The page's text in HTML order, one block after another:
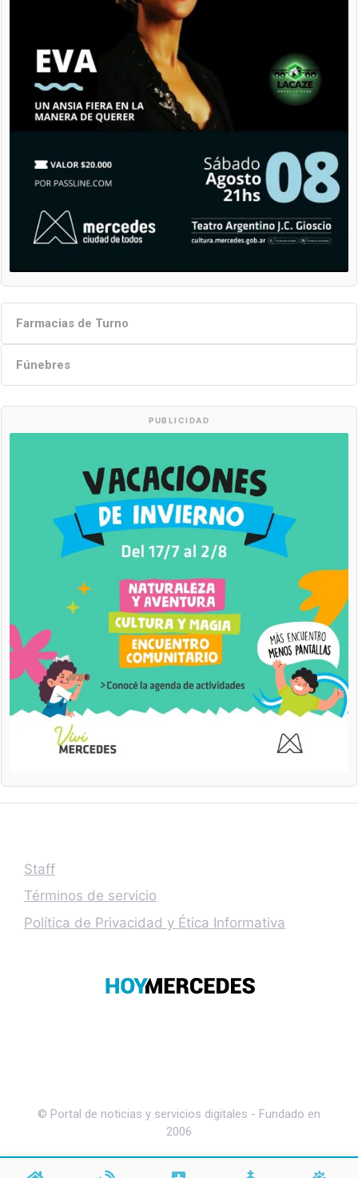
Farmacias de Turno
Fúnebres
PUBLICIDAD
Staff
Términos de servicio
Política de Privacidad y Ética Informativa
© Portal de noticias y servicios digitales - Fundado en
2006